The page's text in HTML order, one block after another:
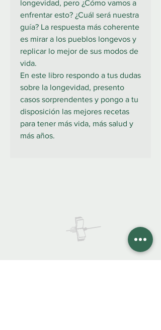
longevidad, pero ¿Cómo vamos a
enfrentar esto? ¿Cuál será nuestra
guía? La respuesta más coherente
es mirar a los pueblos longevos y
replicar lo mejor de sus modos de
vida.
En este libro respondo a tus dudas
sobre la longevidad, presento
casos sorprendentes y pongo a tu
disposición las mejores recetas
para tener más vida, más salud y
más años.